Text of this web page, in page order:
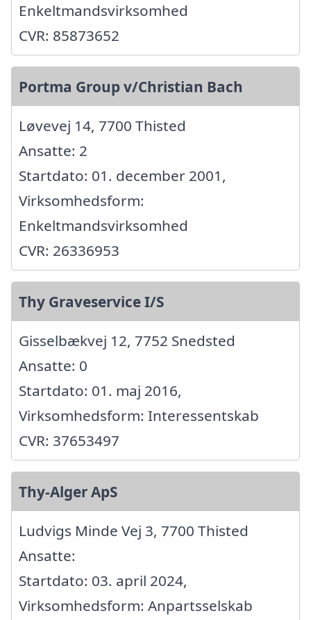
Enkeltmandsvirksomhed
CVR: 85873652
Portma Group v/Christian Bach
Løvevej 14, 7700 Thisted
Ansatte: 2
Startdato: 01. december 2001,
Virksomhedsform:
Enkeltmandsvirksomhed
CVR: 26336953
Thy Graveservice I/S
Gisselbækvej 12, 7752 Snedsted
Ansatte: 0
Startdato: 01. maj 2016,
Virksomhedsform: Interessentskab
CVR: 37653497
Thy-Alger ApS
Ludvigs Minde Vej 3, 7700 Thisted
Ansatte:
Startdato: 03. april 2024,
Virksomhedsform: Anpartsselskab